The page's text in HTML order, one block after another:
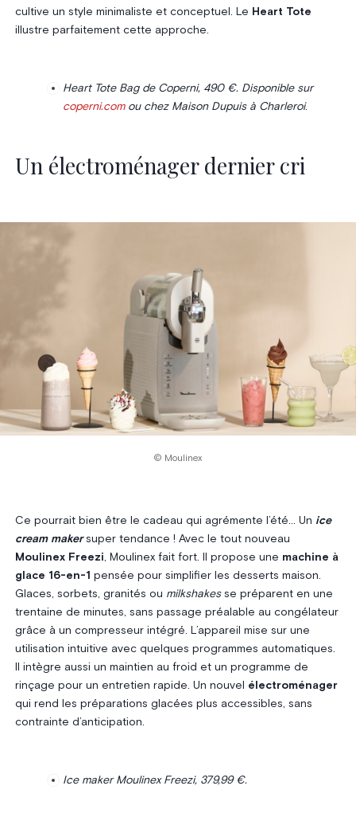
cultive un style minimaliste et conceptuel. Le Heart Tote
illustre parfaitement cette approche.
Heart Tote Bag de Coperni, 490 €. Disponible sur
coperni.comou chez Maison Dupuis à Charleroi.
Un électroménager dernier cri
© Moulinex
Ce pourrait bien être le cadeau qui agrémente l’été… Un ice
cream makersuper tendance ! Avec le tout nouveau
Moulinex Freezi, Moulinex fait fort. Il propose une machine à
glace 16-en-1 pensée pour simplifier les desserts maison.
Glaces, sorbets, granités ou milkshakesse préparent en une
trentaine de minutes, sans passage préalable au congélateur
grâce à un compresseur intégré. L’appareil mise sur une
utilisation intuitive avec quelques programmes automatiques.
Il intègre aussi un maintien au froid et un programme de
rinçage pour un entretien rapide. Un nouvel électroménager
qui rend les préparations glacées plus accessibles, sans
contrainte d’anticipation.
Ice maker Moulinex Freezi, 379,99 €.